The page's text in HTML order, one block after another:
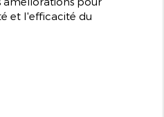
et l'efficacité du